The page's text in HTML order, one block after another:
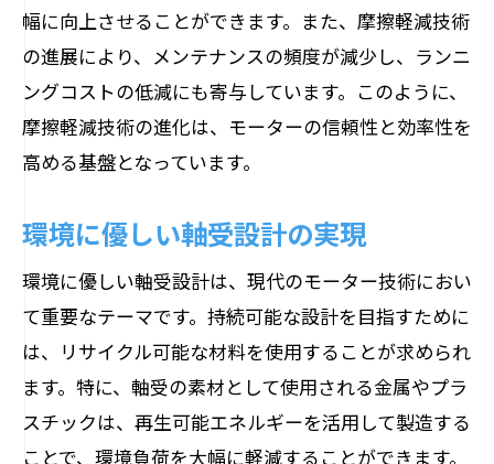
幅に向上させることができます。また、摩擦軽減技術
の進展により、メンテナンスの頻度が減少し、ランニ
ングコストの低減にも寄与しています。このように、
摩擦軽減技術の進化は、モーターの信頼性と効率性を
高める基盤となっています。
環境に優しい軸受設計の実現
環境に優しい軸受設計は、現代のモーター技術におい
て重要なテーマです。持続可能な設計を目指すために
は、リサイクル可能な材料を使用することが求められ
ます。特に、軸受の素材として使用される金属やプラ
スチックは、再生可能エネルギーを活用して製造する
ことで、環境負荷を大幅に軽減することができます。